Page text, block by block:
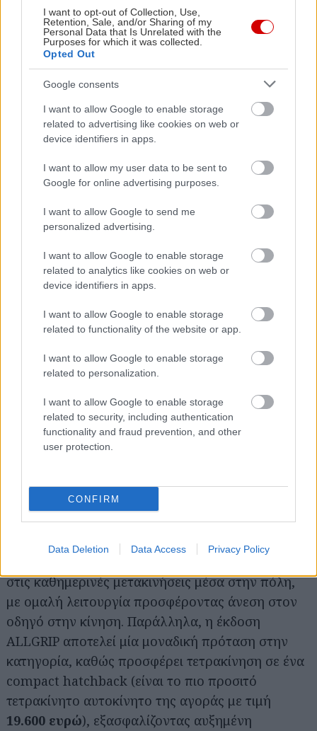
I want to opt-out of Collection, Use,
Retention, Sale, and/or Sharing of my
Personal Data that Is Unrelated with the
Purposes for which it was collected.
Opted Out
Google consents
I want to allow Google to enable storage
related to advertising like cookies on web or
device identifiers in apps.
I want to allow my user data to be sent to
Google for online advertising purposes.
I want to allow Google to send me
personalized advertising.
I want to allow Google to enable storage
related to analytics like cookies on web or
device identifiers in apps.
I want to allow Google to enable storage
related to functionality of the website or app.
I want to allow Google to enable storage
related to personalization.
I want to allow Google to enable storage
related to security, including authentication
functionality and fraud prevention, and other
user protection.
CONFIRM
Data Deletion Data Access Privacy Policy
τον νέο κινητήρα. Ο μετατροπέας ροπής
χρησιμοποιεί έναν αποσβεστήρα που έχει
χαμηλότερη ακαμψία και απορροφά
αποτελεσματικά τις περιστροφικές διακυμάνσεις
από τον κινητήρα, βελτιώνοντας έτσι την
απόδοση NVH (Noise, Vibration, and Harshness
- Θόρυβος, Κραδασμός και Τραχύτητα) και την
Δέκα χρόνια εγγύηση
Παράλληλα, η Suzuki ενισχύει ακόμη
περισσότερο το αίσθημα σιγουριάς του πελάτη
προσφέροντας πλέον10ετή εγγύηση ή 200.000
, μία από τις κορυφαίες στην ελληνική αγορά
αυτοκινήτου. Η μακροχρόνια κάλυψη αναδεικνύει
την εμπιστοσύνη της μάρκας στην αξιοπιστία και
ουσιαστικά και στη διατήρηση υψηλής
μεταβιβάζεται στον επόμενο ιδιοκτήτη.
Αυτόματο κιβώτιο CVT με 19.790 ευρώ
Σημαντικό πλεονέκτημα του Swift αποτελεί και η
ευρεία γκάμα εκδόσεων. Εκτός από τις εκδόσεις
με χειροκίνητο κιβώτιο ταχυτήτων, διατίθεται και
με αυτόματο κιβώτιο CVT (με τιμή19.790 ευρώ
στις καθημερινές μετακινήσεις μέσα στην πόλη,
με ομαλή λειτουργία προσφέροντας άνεση στον
οδηγό στην κίνηση. Παράλληλα, η έκδοση
ALLGRIP αποτελεί μία μοναδική πρόταση στην
κατηγορία, καθώς προσφέρει τετρακίνηση σε ένα
compact hatchback (είναι το πιο προσιτό
τετρακίνητο αυτοκίνητο της αγοράς με τιμή
19.600 ευρώ), εξασφαλίζοντας αυξημένη